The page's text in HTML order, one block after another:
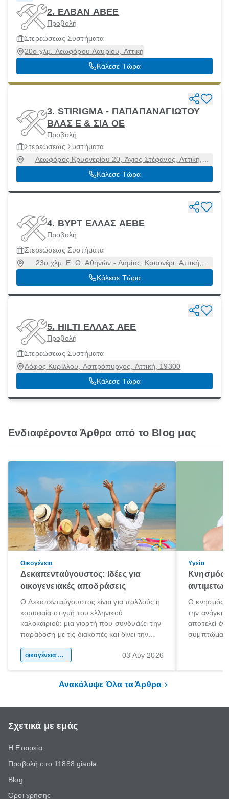
2. ΕΛΒΑΝ ΑΒΕΕ
Προβολή
Στερεώσεως Συστήματα
20ο χλμ. Λεωφόρου Λαυρίου, Αττική
Κάλεσε Τώρα
3. STIRIGMA - ΠΑΠΑΠΑΝΑΓΙΩΤΟΥ
ΒΛΑΣ Ε & ΣΙΑ ΟΕ
Προβολή
Στερεώσεως Συστήματα
Λεωφόρος Κρυονερίου 20, Άγιος Στέφανος, Αττική,
14565
Κάλεσε Τώρα
4. ΒΥΡΤ ΕΛΛΑΣ ΑΕΒΕ
Προβολή
Στερεώσεως Συστήματα
23ο χλμ. Ε. Ο. Αθηνών - Λαμίας, Κρυονέρι, Αττική,
14568
Κάλεσε Τώρα
5. HILTI ΕΛΛΑΣ ΑΕΕ
Προβολή
Στερεώσεως Συστήματα
Λόφος Κυρίλλου, Ασπρόπυργος, Αττική, 19300
Κάλεσε Τώρα
Ενδιαφέροντα Άρθρα από το Blog μας
Οικογένεια
Δεκαπενταύγουστος: Ιδέες για
οικογενειακές αποδράσεις
Ο Δεκαπενταύγουστος είναι για πολλούς η
κορυφαία στιγμή του ελληνικού
καλοκαιριού: μια γιορτή που συνδυάζει την
παράδοση με τις διακοπές και δίνει την
χώρας. Είτε πρόκειται για λίγες μέρες
οικογένεια & παιδί 03 Αύγ 2026
Υγεία
Κνησμός:
Ο κνησμός
την ανάγκη
αποτελεί
Ανακάλυψε Όλα τα Άρθρα
Σχετικά με εμάς
Η Εταιρεία
Προβολή στο 11888 giaola
Blog
Όροι χρήσης